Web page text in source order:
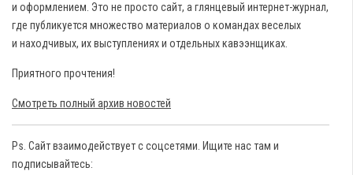
и оформлением. Это не просто сайт, а глянцевый интернет-журнал,
где публикуется множество материалов о командах веселых
и находчивых, их выступлениях и отдельных кавээнщиках.
Приятного прочтения!
Смотреть полный архив новостей
Ps. Сайт взаимодействует с соцсетями. Ищите нас там и
подписывайтесь: